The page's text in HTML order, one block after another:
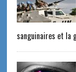
sanguinaires et la